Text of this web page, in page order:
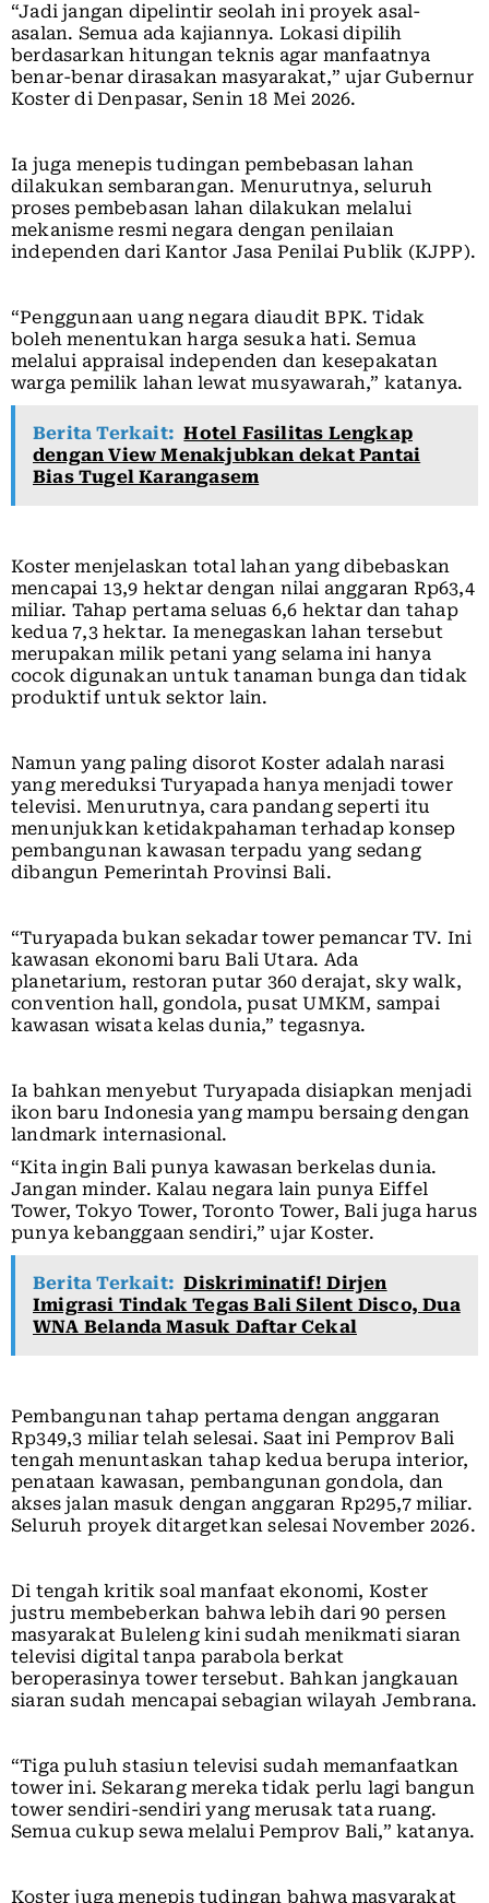
“Jadi jangan dipelintir seolah ini proyek asal-
asalan. Semua ada kajiannya. Lokasi dipilih
berdasarkan hitungan teknis agar manfaatnya
benar-benar dirasakan masyarakat,” ujar Gubernur
Koster di Denpasar, Senin 18 Mei 2026.
Ia juga menepis tudingan pembebasan lahan
dilakukan sembarangan. Menurutnya, seluruh
proses pembebasan lahan dilakukan melalui
mekanisme resmi negara dengan penilaian
independen dari Kantor Jasa Penilai Publik (KJPP).
“Penggunaan uang negara diaudit BPK. Tidak
boleh menentukan harga sesuka hati. Semua
melalui appraisal independen dan kesepakatan
warga pemilik lahan lewat musyawarah,” katanya.
Berita Terkait: Hotel Fasilitas Lengkap
dengan View Menakjubkan dekat Pantai
Bias Tugel Karangasem
Koster menjelaskan total lahan yang dibebaskan
mencapai 13,9 hektar dengan nilai anggaran Rp63,4
miliar. Tahap pertama seluas 6,6 hektar dan tahap
kedua 7,3 hektar. Ia menegaskan lahan tersebut
merupakan milik petani yang selama ini hanya
cocok digunakan untuk tanaman bunga dan tidak
produktif untuk sektor lain.
Namun yang paling disorot Koster adalah narasi
yang mereduksi Turyapada hanya menjadi tower
televisi. Menurutnya, cara pandang seperti itu
menunjukkan ketidakpahaman terhadap konsep
pembangunan kawasan terpadu yang sedang
dibangun Pemerintah Provinsi Bali.
“Turyapada bukan sekadar tower pemancar TV. Ini
kawasan ekonomi baru Bali Utara. Ada
planetarium, restoran putar 360 derajat, sky walk,
convention hall, gondola, pusat UMKM, sampai
kawasan wisata kelas dunia,” tegasnya.
Ia bahkan menyebut Turyapada disiapkan menjadi
ikon baru Indonesia yang mampu bersaing dengan
landmark internasional.
“Kita ingin Bali punya kawasan berkelas dunia.
Jangan minder. Kalau negara lain punya Eiffel
Tower, Tokyo Tower, Toronto Tower, Bali juga harus
punya kebanggaan sendiri,” ujar Koster.
Berita Terkait: Diskriminatif! Dirjen
Imigrasi Tindak Tegas Bali Silent Disco, Dua
WNA Belanda Masuk Daftar Cekal
Pembangunan tahap pertama dengan anggaran
Rp349,3 miliar telah selesai. Saat ini Pemprov Bali
tengah menuntaskan tahap kedua berupa interior,
penataan kawasan, pembangunan gondola, dan
akses jalan masuk dengan anggaran Rp295,7 miliar.
Seluruh proyek ditargetkan selesai November 2026.
Di tengah kritik soal manfaat ekonomi, Koster
justru membeberkan bahwa lebih dari 90 persen
masyarakat Buleleng kini sudah menikmati siaran
televisi digital tanpa parabola berkat
beroperasinya tower tersebut. Bahkan jangkauan
siaran sudah mencapai sebagian wilayah Jembrana.
“Tiga puluh stasiun televisi sudah memanfaatkan
tower ini. Sekarang mereka tidak perlu lagi bangun
tower sendiri-sendiri yang merusak tata ruang.
Semua cukup sewa melalui Pemprov Bali,” katanya.
Koster juga menepis tudingan bahwa masyarakat